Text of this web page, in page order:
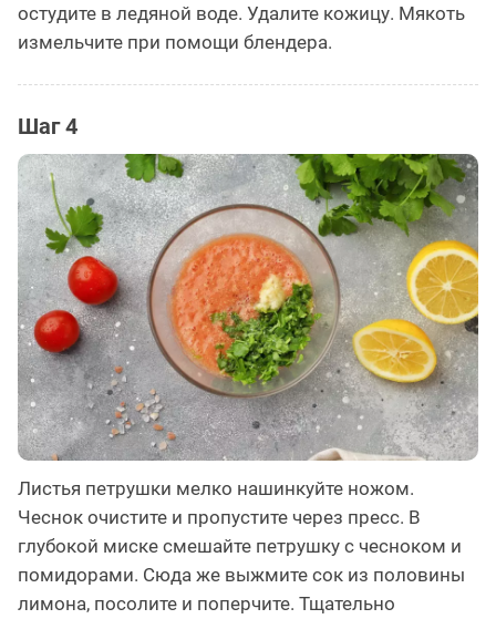
остудите в ледяной воде. Удалите кожицу. Мякоть
измельчите при помощи блендера.
Шаг 4
Листья петрушки мелко нашинкуйте ножом.
Чеснок очистите и пропустите через пресс. В
глубокой миске смешайте петрушку с чесноком и
помидорами. Сюда же выжмите сок из половины
лимона, посолите и поперчите. Тщательно